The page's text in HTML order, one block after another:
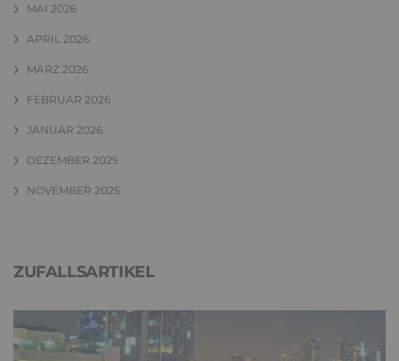
MAI 2026
APRIL 2026
MÄRZ 2026
FEBRUAR 2026
JANUAR 2026
DEZEMBER 2025
NOVEMBER 2025
ZUFALLSARTIKEL